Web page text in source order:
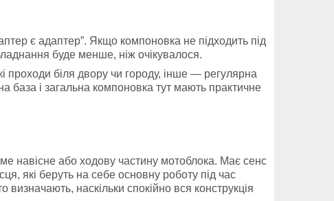
є адаптер”. Якщо компоновка не підходить під
буде менше, ніж очікувалося.
проходи біля двору чи городу, інше — регулярна
база і загальна компоновка тут мають практичне
навісне або ходову частину мотоблока. Має сенс
які беруть на себе основну роботу під час
визначають, наскільки спокійно вся конструкція